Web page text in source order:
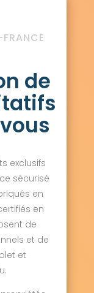
de
exclusifs
sécurisé
en
en
de
et de
et